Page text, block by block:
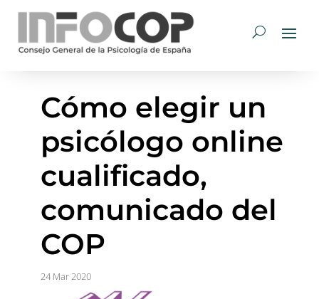
Cómo elegir un
psicólogo online
cualificado,
comunicado del
COP
24 Mar 2020